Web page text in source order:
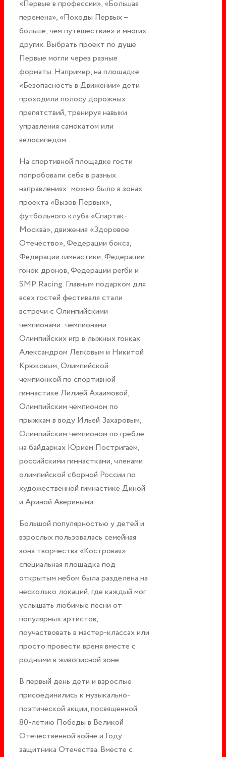
«Первые в профессии», «Большая
перемена», «Походы Первых –
больше, чем путешествие» и многих
других. Выбрать проект по душе
Первые могли через разные
форматы. Например, на площадке
«Безопасность в Движении» дети
проходили полосу дорожных
препятствий, тренируя навыки
управления самокатом или
велосипедом.
На спортивной площадке гости
попробовали себя в разных
направлениях: можно было в зонах
проекта «Вызов Первых»,
футбольного клуба «Спартак-
Москва», движения «Здоровое
Отечество», Федерации бокса,
Федерации гимнастики, Федерации
гонок дронов, Федерации регби и
SMP Racing. Главным подарком для
всех гостей фестиваля стали
встречи с Олимпийскими
чемпионами: чемпионами
Олимпийских игр в лыжных гонках
Александром Легковым и Никитой
Крюковым, Олимпийской
чемпионкой по спортивной
гимнастике Лилией Ахаимовой,
Олимпийским чемпионом по
прыжкам в воду Ильей Захаровым,
Олимпийским чемпионом по гребле
на байдарках Юрием Постригаем,
российскими гимнастками, членами
олимпийской сборной России по
художественной гимнастике Диной
и Ариной Авериными.
Большой популярностью у детей и
взрослых пользовалась семейная
зона творчества «Костровая»:
специальная площадка под
открытым небом была разделена на
несколько локаций, где каждый мог
услышать любимые песни от
популярных артистов,
поучаствовать в мастер-классах или
просто провести время вместе с
родными в живописной зоне.
В первый день дети и взрослые
присоединились к музыкально-
поэтической акции, посвященной
80-летию Победы в Великой
Отечественной войне и Году
защитника Отечества. Вместе с